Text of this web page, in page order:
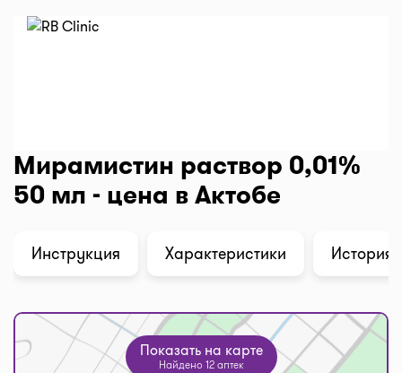
Мирамистин раствор 0,01%
50 мл - цена в Актобе
Инструкция Характеристики История
Показать на карте
Найдено 12 аптек